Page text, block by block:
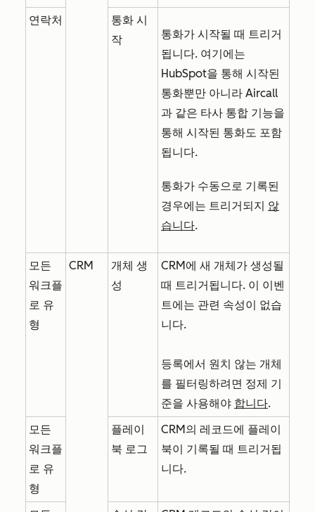
연락처
통화 시
작
통화가 시작될 때 트리거
됩니다. 여기에는
HubSpot을 통해 시작된
통화뿐만 아니라 Aircall
과 같은 타사 통합 기능을
통해 시작된 통화도 포함
됩니다.
통화가 수동으로 기록된
경우에는 트리거되지 않
습니다.
모든
워크플
로 유
형
CRM
개체 생
성
CRM에 새 개체가 생성될
때 트리거됩니다. 이 이벤
트에는 관련 속성이 없습
니다.
등록에서 원치 않는 개체
를 필터링하려면 정제 기
준을 사용해야 합니다.
모든
워크플
로 유
형
플레이
북 로그
CRM의 레코드에 플레이
북이 기록될 때 트리거됩
니다.